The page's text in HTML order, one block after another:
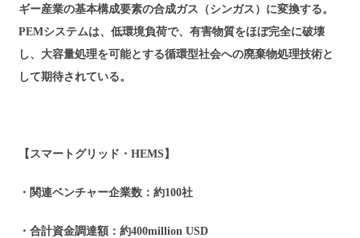
ギー産業の基本構成要素の合成ガス（シンガス）に変換する。
PEMシステムは、低環境負荷で、有害物質をほぼ完全に破壊
し、大容量処理を可能とする循環型社会への廃棄物処理技術と
して期待されている。
【スマートグリッド・HEMS】
・関連ベンチャー企業数：約100社
・合計資金調達額：約400million USD